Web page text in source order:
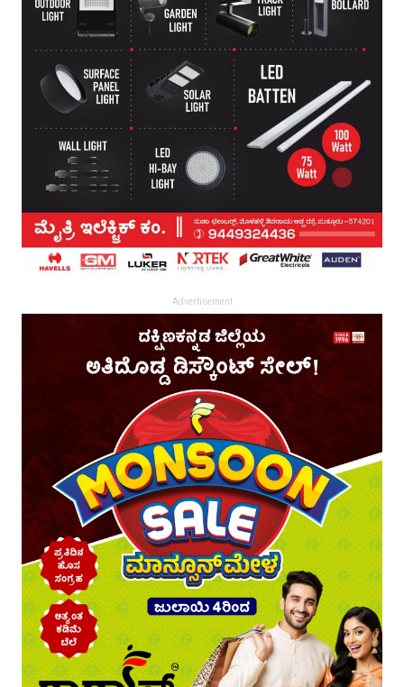
Advertisement